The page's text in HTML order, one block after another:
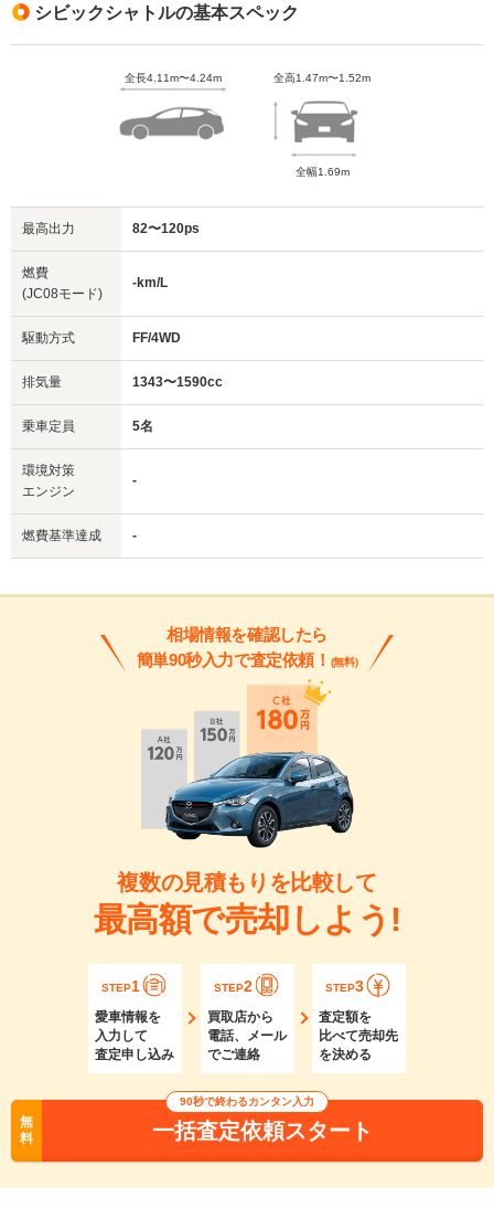
シビックシャトルの基本スペック
全長4.11m〜4.24m 全高1.47m〜1.52m
全幅1.69m
最高出力 82〜120ps
燃費
(JC08モード)
-km/L
駆動方式 FF/4WD
排気量 1343〜1590cc
乗車定員 5名
環境対策
エンジン
-
燃費基準達成 -
相場情報を確認したら
簡単90秒入力で査定依頼！ (無料)
複数の見積もりを比較して
最高額で売却しよう!
STEP1
愛車情報を
入力して
査定申し込み
STEP2
買取店から
電話、メール
でご連絡
STEP3
査定額を
比べて売却先
を決める
無
料
90秒で終わるカンタン入力
一括査定依頼スタート